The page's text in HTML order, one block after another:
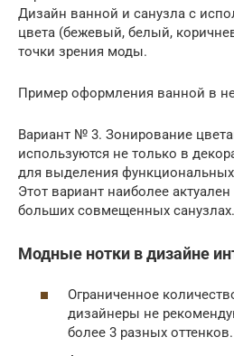
Дизайн ванной и санузла с
цвета (бежевый, белый,
точки зрения моды.
Пример оформления ванной в
Вариант № 3. Зонирование
используются не только в
для выделения
Этот вариант наиболее
больших совмещенных санузлах.
Модные нотки в дизайне
Ограниченное
дизайнеры не
более 3 разных оттенков.